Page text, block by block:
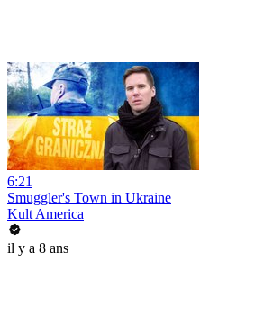
6:21
Smuggler's Town in Ukraine
Kult America
il y a 8 ans